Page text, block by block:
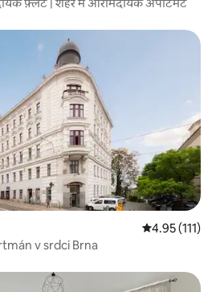
औसत रेटिंग 5 में से
4.95 (111)
v srdci Brna